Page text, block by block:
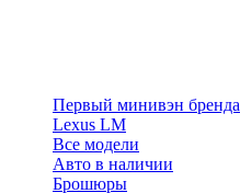
Первый минивэн бренда
Lexus LM
Все модели
Авто в наличии
Брошюры